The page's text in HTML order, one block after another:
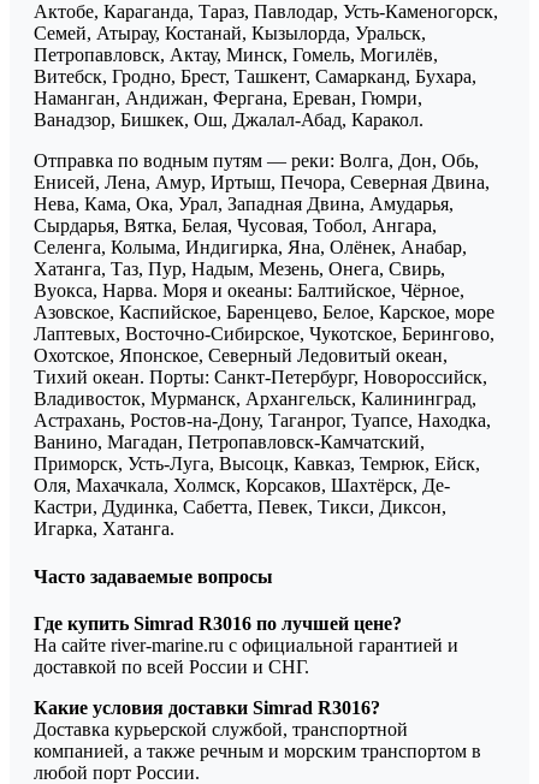
Актобе, Караганда, Тараз, Павлодар, Усть-Каменогорск,
Семей, Атырау, Костанай, Кызылорда, Уральск,
Петропавловск, Актау, Минск, Гомель, Могилёв,
Витебск, Гродно, Брест, Ташкент, Самарканд, Бухара,
Наманган, Андижан, Фергана, Ереван, Гюмри,
Ванадзор, Бишкек, Ош, Джалал-Абад, Каракол.
Отправка по водным путям — реки: Волга, Дон, Обь,
Енисей, Лена, Амур, Иртыш, Печора, Северная Двина,
Нева, Кама, Ока, Урал, Западная Двина, Амударья,
Сырдарья, Вятка, Белая, Чусовая, Тобол, Ангара,
Селенга, Колыма, Индигирка, Яна, Олёнек, Анабар,
Хатанга, Таз, Пур, Надым, Мезень, Онега, Свирь,
Вуокса, Нарва. Моря и океаны: Балтийское, Чёрное,
Азовское, Каспийское, Баренцево, Белое, Карское, море
Лаптевых, Восточно-Сибирское, Чукотское, Берингово,
Охотское, Японское, Северный Ледовитый океан,
Тихий океан. Порты: Санкт-Петербург, Новороссийск,
Владивосток, Мурманск, Архангельск, Калининград,
Астрахань, Ростов-на-Дону, Таганрог, Туапсе, Находка,
Ванино, Магадан, Петропавловск-Камчатский,
Приморск, Усть-Луга, Высоцк, Кавказ, Темрюк, Ейск,
Оля, Махачкала, Холмск, Корсаков, Шахтёрск, Де-
Кастри, Дудинка, Сабетта, Певек, Тикси, Диксон,
Игарка, Хатанга.
Часто задаваемые вопросы
Где купить Simrad R3016 по лучшей цене?
На сайте river-marine.ru с официальной гарантией и
доставкой по всей России и СНГ.
Какие условия доставки Simrad R3016?
Доставка курьерской службой, транспортной
компанией, а также речным и морским транспортом в
любой порт России.